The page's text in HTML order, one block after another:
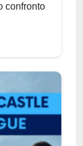
confronto